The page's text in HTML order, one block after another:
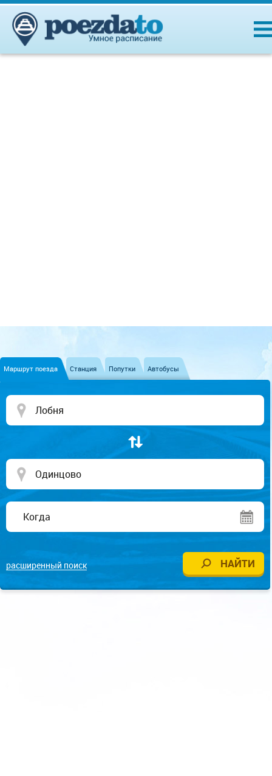
Маршрут поезда Станция Попутки Автобусы
расширенный поиск